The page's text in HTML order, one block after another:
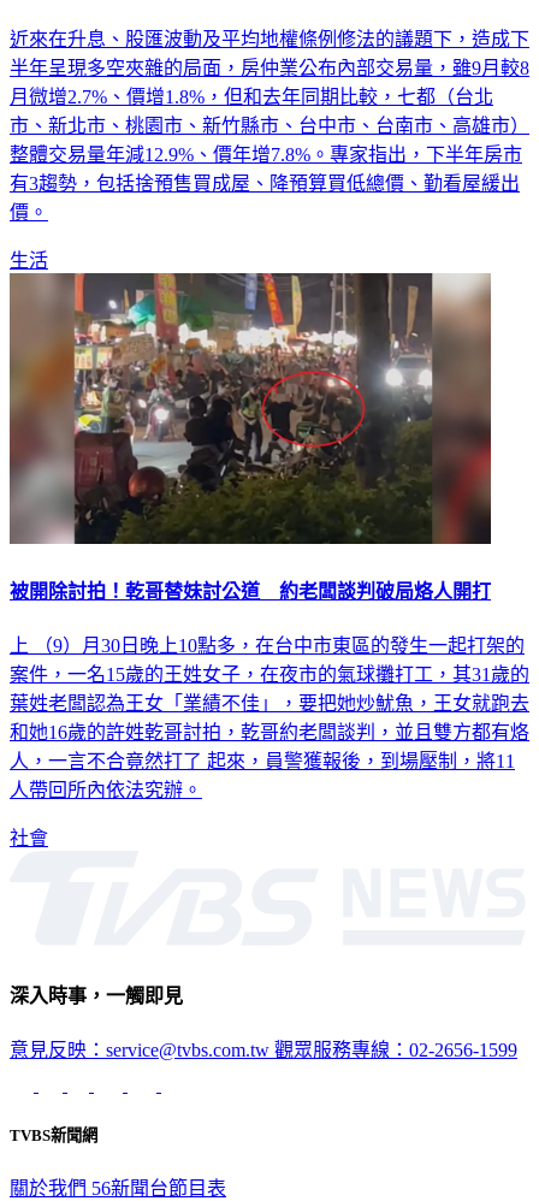
近來在升息、股匯波動及平均地權條例修法的議題下，造成下
半年呈現多空夾雜的局面，房仲業公布內部交易量，雖9月較8
月微增2.7%、價增1.8%，但和去年同期比較，七都（台北
市、新北市、桃園市、新竹縣市、台中市、台南市、高雄市）
整體交易量年減12.9%、價年增7.8%。專家指出，下半年房市
有3趨勢，包括捨預售買成屋、降預算買低總價、勤看屋緩出
價。
生活
被開除討拍！乾哥替妹討公道 約老闆談判破局烙人開打
上 （9）月30日晚上10點多，在台中市東區的發生一起打架的
案件，一名15歲的王姓女子，在夜市的氣球攤打工，其31歲的
葉姓老闆認為王女「業績不佳」，要把她炒魷魚，王女就跑去
和她16歲的許姓乾哥討拍，乾哥約老闆談判，並且雙方都有烙
人，一言不合竟然打了 起來，員警獲報後，到場壓制，將11
人帶回所內依法究辦。
社會
深入時事，一觸即見
意見反映：service@tvbs.com.tw 觀眾服務專線：02-2656-1599
TVBS新聞網
關於我們 56新聞台節目表